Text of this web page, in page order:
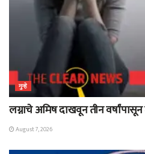
गुन्हे
लग्नाचे अमिष दाखवून तीन
August 7, 2026